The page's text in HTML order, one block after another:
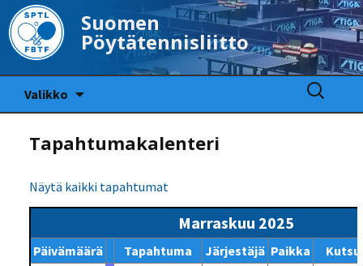
Suomen
Pöytätennisliitto
Valikko
Haku:
Tapahtumakalenteri
Näytä kaikki tapahtumat
Marraskuu 2025
Päivämäärä Tapahtuma Järjestäjä Paikka Kutsu